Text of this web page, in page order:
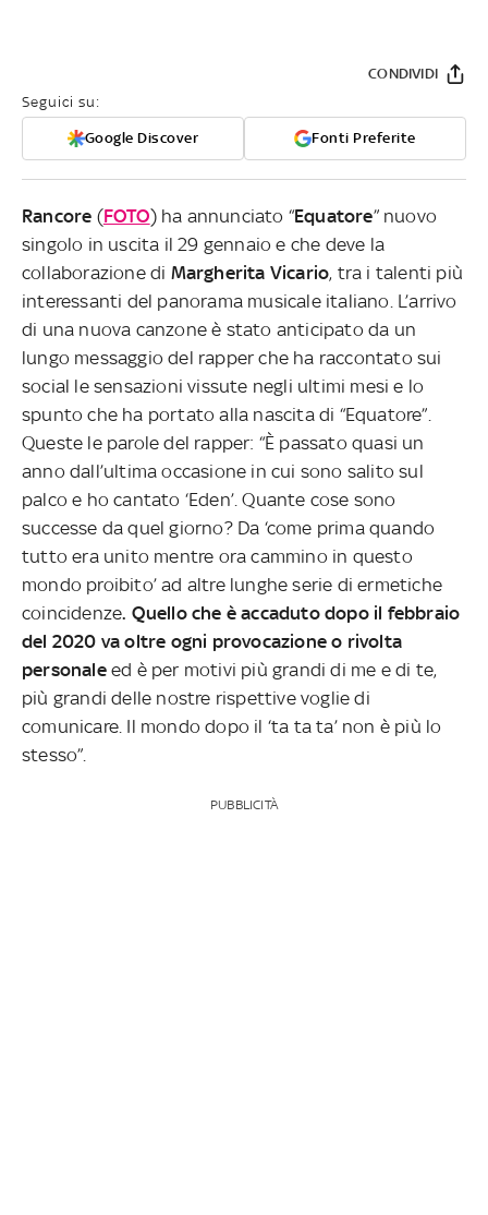
Seguici su:
Google Discover Fonti Preferite
CONDIVIDI
Rancore (FOTO) ha annunciato “Equatore” nuovo
singolo in uscita il 29 gennaio e che deve la
collaborazione di Margherita Vicario, tra i talenti più
interessanti del panorama musicale italiano. L’arrivo
di una nuova canzone è stato anticipato da un
lungo messaggio del rapper che ha raccontato sui
social le sensazioni vissute negli ultimi mesi e lo
spunto che ha portato alla nascita di “Equatore”.
Queste le parole del rapper: “È passato quasi un
anno dall’ultima occasione in cui sono salito sul
palco e ho cantato ‘Eden’. Quante cose sono
successe da quel giorno? Da ‘come prima quando
tutto era unito mentre ora cammino in questo
mondo proibito’ ad altre lunghe serie di ermetiche
coincidenze. Quello che è accaduto dopo il febbraio
del 2020 va oltre ogni provocazione o rivolta
personaleed è per motivi più grandi di me e di te,
più grandi delle nostre rispettive voglie di
comunicare. Il mondo dopo il ‘ta ta ta’ non è più lo
stesso”.
PUBBLICITÀ